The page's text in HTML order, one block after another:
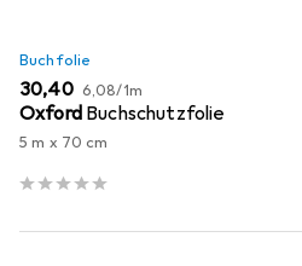
Buchfolie
EUR
30,40 EUR
6,08/1m
Oxford Buchschutzfolie
5 m x 70 cm